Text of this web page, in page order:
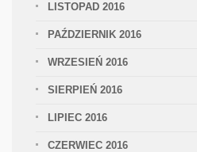
LISTOPAD 2016
PAŹDZIERNIK 2016
WRZESIEŃ 2016
SIERPIEŃ 2016
LIPIEC 2016
CZERWIEC 2016